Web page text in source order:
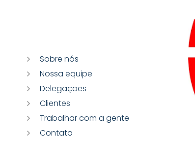
Sobre nós
Nossa equipe
Delegações
Clientes
Trabalhar com a gente
Contato